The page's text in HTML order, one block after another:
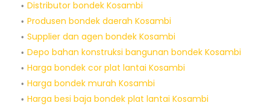
Distributor bondek Kosambi
Produsen bondek daerah Kosambi
Supplier dan agen bondek Kosambi
Depo bahan konstruksi bangunan bondek Kosambi
Harga bondek cor plat lantai Kosambi
Harga bondek murah Kosambi
Harga besi baja bondek plat lantai Kosambi